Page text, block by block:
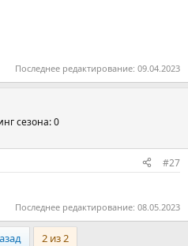
Последнее редактирование: 09.04.2023
сезона: 0
#27
Последнее редактирование: 08.05.2023
2 из 2